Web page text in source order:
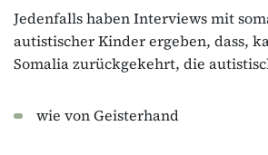
Jedenfalls haben Interviews mit
autistischer Kinder ergeben, dass,
Somalia zurückgekehrt, die
wie von Geisterhand